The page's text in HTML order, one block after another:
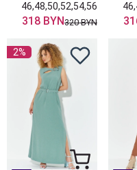
46,48,50,52,54,56
318 BYN320 BYN
2%